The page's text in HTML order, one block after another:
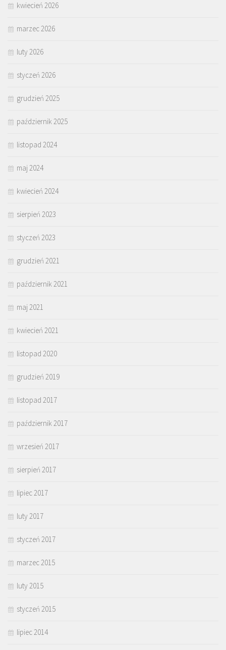
kwiecień 2026
marzec 2026
luty 2026
styczeń 2026
grudzień 2025
październik 2025
listopad 2024
maj 2024
kwiecień 2024
sierpień 2023
styczeń 2023
grudzień 2021
październik 2021
maj 2021
kwiecień 2021
listopad 2020
grudzień 2019
listopad 2017
październik 2017
wrzesień 2017
sierpień 2017
lipiec 2017
luty 2017
styczeń 2017
marzec 2015
luty 2015
styczeń 2015
lipiec 2014